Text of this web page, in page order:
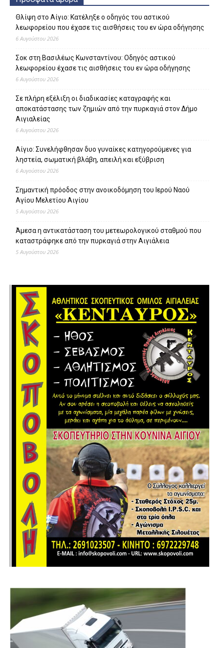
Θλίψη στο Αίγιο: Κατέληξε ο οδηγός του αστικού
λεωφορείου που έχασε τις αισθήσεις του εν ώρα οδήγησης
6 Αυγούστου 2026
Σοκ στη Βασιλέως Κωνσταντίνου: Οδηγός αστικού
λεωφορείου έχασε τις αισθήσεις του εν ώρα οδήγησης
6 Αυγούστου 2026
Σε πλήρη εξέλιξη οι διαδικασίες καταγραφής και
αποκατάστασης των ζημιών από την πυρκαγιά στον Δήμο
Αιγιαλείας
6 Αυγούστου 2026
Αίγιο: Συνελήφθησαν δυο γυναίκες κατηγορούμενες για
ληστεία, σωματική βλάβη, απειλή και εξύβριση
6 Αυγούστου 2026
Σημαντική πρόοδος στην ανοικοδόμηση του Ιερού Ναού
Αγίου Μελετίου Αιγίου
5 Αυγούστου 2026
Άμεσα η αντικατάσταση του μετεωρολογικού σταθμού που
καταστράφηκε από την πυρκαγιά στην Αιγιάλεια
5 Αυγούστου 2026